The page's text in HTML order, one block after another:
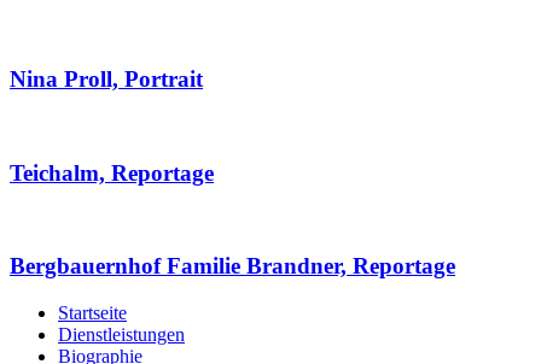
Nina Proll, Portrait
Teichalm, Reportage
Bergbauernhof Familie Brandner, Reportage
Startseite
Dienstleistungen
Biographie